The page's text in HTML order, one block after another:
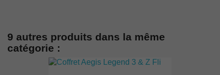
9 autres produits dans la même
catégorie :